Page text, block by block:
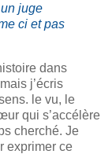
juge
ci et pas
dans
j’écris
le vu, le
qui s’accélère
cherché. Je
exprimer ce